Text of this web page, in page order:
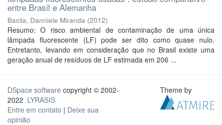
entre Brasil e Alemanha
Bacila, Danniele Miranda (2012)
Resumo: O risco ambiental de contaminação de uma única
lâmpada fluorescente (LF) pode ser dito como quase nulo.
Entretanto, levando em consideração que no Brasil existe uma
geração anual de resíduos de LF estimada em 206 ...
DSpace software copyright © 2002-
2022 LYRASIS
Entre em contato | Deixe sua
opinião
Theme by